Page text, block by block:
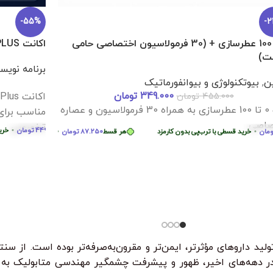
بدون کارمزد
هر قسط 87.250تومان • خرید قسطی با ترب‌پی • خرید قسطی با ترب‌پی بدون کارمزد
-
0 تا 100 عطرسازی + (30 فرمولاسیون اختصاصی حامی
, بیوتکنولوژی و بیوانفورماتیک
455.000 تومان 349.000 تومان
دوره 0 تا 100 عطرسازی به همراه 30 فرمولاسیون و عصاره
هر قسط449.975 تومان • خرید تومان • خرید قسطی با ترب‌پی بدون کارمزد
-55%
اکانت ChatGPT PLUS یک ماهه با کردیت CODEX
برنامه
مناسب
تخصصی.
هر قسط244.750 244.750 تومان • خرید قسطی با ترب‌پی بدون کارمزد
داروهای مؤثرتر، ایمن‌تر و مقرون‌به‌صرفه‌تر بوده است. از
اخیر، ظهور و پیشرفت چشمگیر مهندسی متابولیک به